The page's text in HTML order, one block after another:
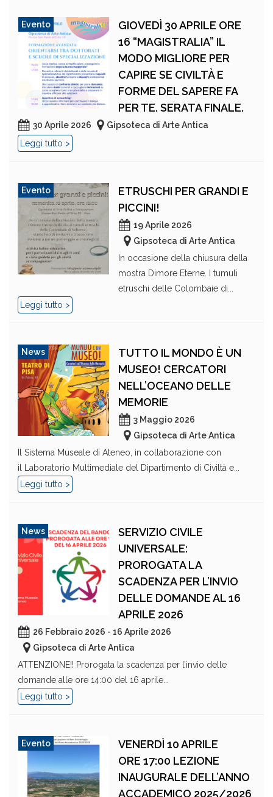
Evento
GIOVEDÌ 30 APRILE ORE
16 “MAGISTRALIA” IL
MODO MIGLIORE PER
CAPIRE SE CIVILTÀ E
FORME DEL SAPERE FA
PER TE. SERATA FINALE.
30 Aprile 2026
Gipsoteca di Arte Antica
Leggi tutto >
Evento
ETRUSCHI PER GRANDI E
PICCINI!
19 Aprile 2026
Gipsoteca di Arte Antica
In occasione della chiusura della
mostra Dimore Eterne. I tumuli
etruschi delle Colombaie di...
Leggi tutto >
News
TUTTO IL MONDO È UN
MUSEO! CERCATORI
NELL’OCEANO DELLE
MEMORIE
3 Maggio 2026
Gipsoteca di Arte Antica
Il Sistema Museale di Ateneo, in collaborazione con
il Laboratorio Multimediale del Dipartimento di Civiltà e...
Leggi tutto >
News
SERVIZIO CIVILE
UNIVERSALE:
PROROGATA LA
SCADENZA PER L’INVIO
DELLE DOMANDE AL 16
APRILE 2026
26 Febbraio 2026 - 16 Aprile 2026
Gipsoteca di Arte Antica
ATTENZIONE!! Prorogata la scadenza per l’invio delle
domande alle ore 14:00 del 16 aprile...
Leggi tutto >
Evento
VENERDÌ 10 APRILE
ORE 17:00 LEZIONE
INAUGURALE DELL’ANNO
ACCADEMICO 2025/2026